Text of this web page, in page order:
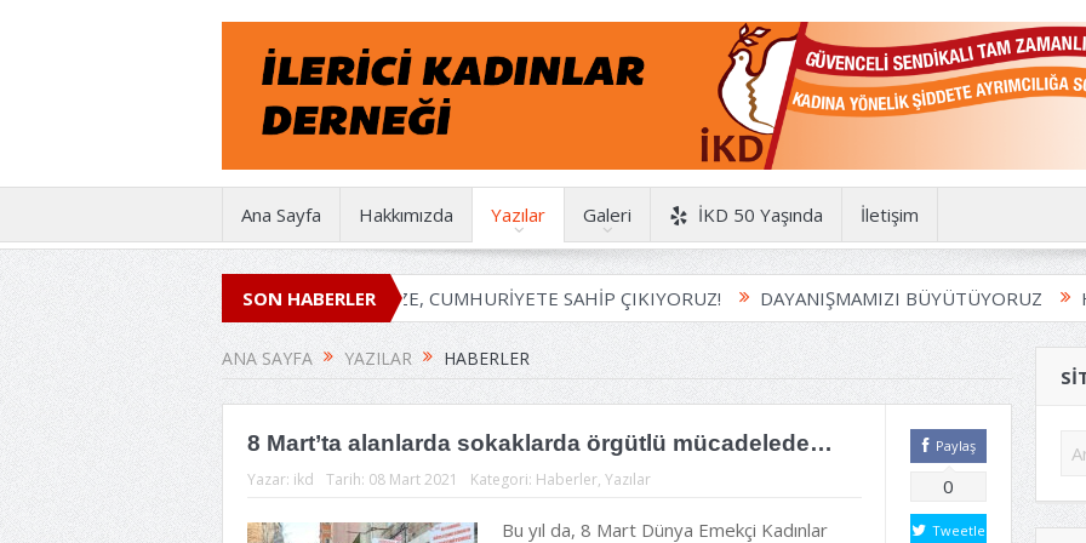
Ana Sayfa Hakkımızda Yazılar Galeri İKD 50 Yaşında İletişim
SON HABERLER
YAŞINDA EMEĞİMİZE, İRADEMİZE, CUMHURİYETE SAHİP ÇIKIYORUZ! DAYANIŞMAMIZI BÜYÜTÜYORUZ HAYDİ
ANA SAYFA YAZILAR HABERLER
8 Mart’ta alanlarda sokaklarda örgütlü mücadelede…
Yazar: ikd Tarih: 08 Mart 2021 Kategori: Haberler, Yazılar
Bu yıl da, 8 Mart Dünya Emekçi Kadınlar
Paylaş
0
Tweetle